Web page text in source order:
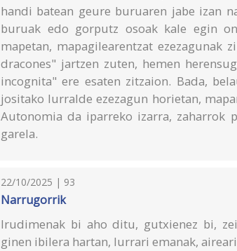
handi batean geure buruaren jabe izan
buruak edo gorputz osoak kale egin
mapetan, mapagilearentzat ezezagunak
dracones" jartzen zuten, hemen
incognita" ere esaten zitzaion. Bada,
jositako lurralde ezezagun horietan,
Autonomia da iparreko izarra, zaharrok
garela.
22/10/2025 | 93
Narrugorrik
Irudimenak bi aho ditu, gutxienez bi,
ginen ibilera hartan, lurrari emanak,